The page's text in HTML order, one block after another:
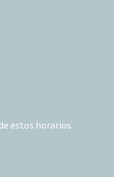
estos horarios.